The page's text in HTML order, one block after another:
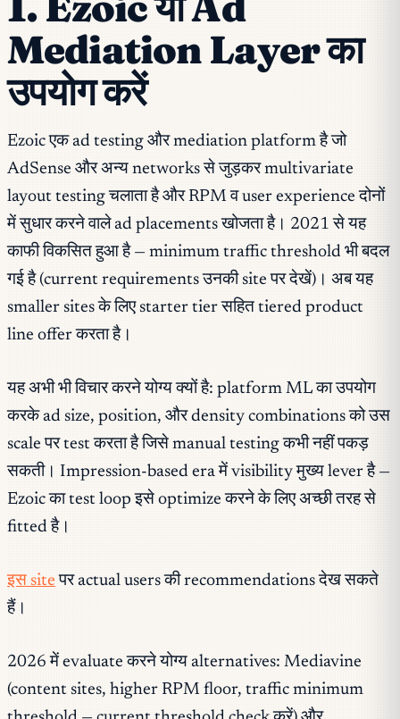
Mediation Layer का
उपयोग करें
Ezoic एक ad testing और mediation platform है जो
AdSense और अन्य networks से जुड़कर multivariate
layout testing चलाता है और RPM व user experience दोनों
में सुधार करने वाले ad placements खोजता है। 2021 से यह
काफी विकसित हुआ है — minimum traffic threshold भी बदल
गई है (current requirements उनकी site पर देखें)। अब यह
smaller sites के लिए starter tier सहित tiered product
line offer करता है।
यह अभी भी विचार करने योग्य क्यों है: platform ML का उपयोग
करके ad size, position, और density combinations को उस
scale पर test करता है जिसे manual testing कभी नहीं पकड़
सकती। Impression-based era में visibility मुख्य lever है —
Ezoic का test loop इसे optimize करने के लिए अच्छी तरह से
fitted है।
इस site पर actual users की recommendations देख सकते
हैं।
2026 में evaluate करने योग्य alternatives: Mediavine
(content sites, higher RPM floor, traffic minimum